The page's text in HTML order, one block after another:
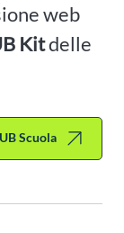
web
Kitdelle
Scuola